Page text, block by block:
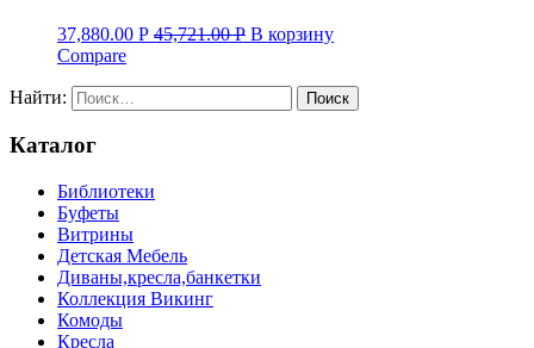
37,880.00 Р 45,721.00Р В корзину
Compare
Найти:
Каталог
Библиотеки
Буфеты
Витрины
Детская Мебель
Диваны,кресла,банкетки
Коллекция Викинг
Комоды
Кресла